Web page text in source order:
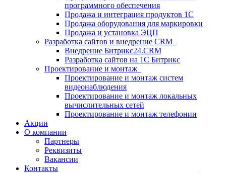
программного обеспечения
Продажа и интеграция продуктов 1С
Продажа оборудования для маркировки
Продажа и установка ЭЦП
Разработка сайтов и внедрение CRM
Внедрение Битрикс24.CRM
Разработка сайтов на 1С Битрикc
Проектирование и монтаж
Проектирование и монтаж систем
видеонаблюдения
Проектирование и монтаж локальных
вычислительных сетей
Проектирование и монтаж телефонии
Акции
О компании
Партнеры
Реквизиты
Вакансии
Контакты